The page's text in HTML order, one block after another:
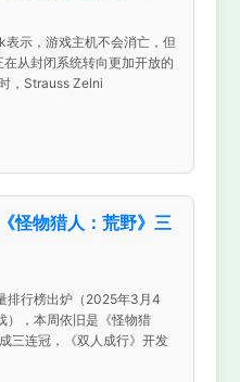
示，游戏主机不会消亡，但
从封闭系统转向更加开放的
，Strauss Zelni
怪物猎人：荒野》三
排行榜出炉（2025年3月4
），本周依旧是《怪物猎
三连冠，《双人成行》开发